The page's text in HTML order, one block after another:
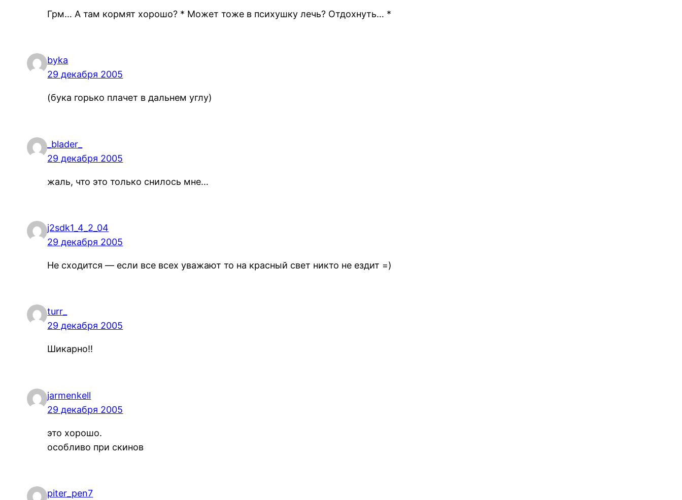
Грм… А там кормят хорошо? * Может тоже в психушку лечь? Отдохнуть… *
byka
29 декабря 2005
(бука горько плачет в дальнем углу)
_blader_
29 декабря 2005
жаль, что это только снилось мне…
j2sdk1_4_2_04
29 декабря 2005
Не сходится — если все всех уважают то на красный свет никто не ездит =)
turr_
29 декабря 2005
Шикарно!!
jarmenkell
29 декабря 2005
это хорошо.
особливо при скинов
piter_pen7